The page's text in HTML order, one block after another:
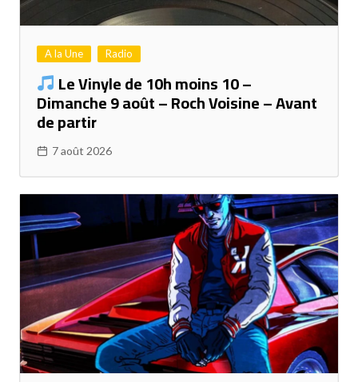
A la Une Radio
Le Vinyle de 10h moins 10 –
Dimanche 9 août – Roch Voisine – Avant
de partir
7 août 2026